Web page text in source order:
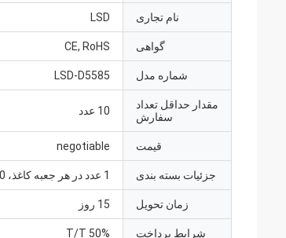
نام تجاری LSD
گواهی CE, RoHS
شماره مدل LSD-D5585
مقدار حداقل تعداد
سفارش
10 عدد
قیمت negotiable
جزئیات بسته بندی 1 عدد در هر جعبه کاغذ، 20 جعبه در هر کارتن
زمان تحویل 15 روز
شرایط پرداخت 50% T/T